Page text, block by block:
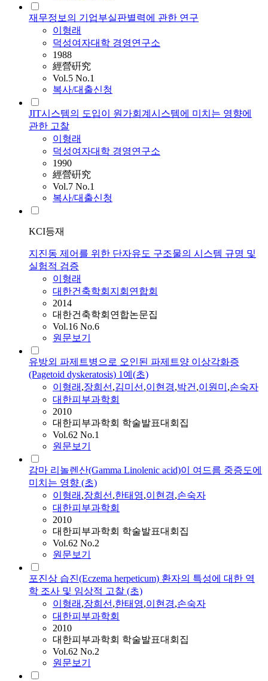
재무정보의 기업부실판별력에 관한 연구
이형래
덕성여자대학 경영연구소
1988
經營硏究
Vol.5 No.1
복사/대출신청
JIT시스템의 도입이 원가회계시스템에 미치는 영향에
관한 고찰
이형래
덕성여자대학 경영연구소
1990
經營硏究
Vol.7 No.1
복사/대출신청
KCI등재
지진동 제어를 위한 단자유도 구조물의 시스템 규명 및
실험적 검증
이형래
대한건축학회지회연합회
2014
대한건축학회연합논문집
Vol.16 No.6
원문보기
유방외 파제트병으로 오인된 파제트양 이상각화증
(Pagetoid dyskeratosis) 1예(초)
이형래 ,장희선,김미선,이현경,박건,이원미 ,손숙자
대한피부과학회
2010
대한피부과학회 학술발표대회집
Vol.62 No.1
원문보기
감마 리놀렌산(Gamma Linolenic acid)이 여드름 중증도에
미치는 영향 (초)
이형래 ,장희선,한태영,이현경,손숙자
대한피부과학회
2010
대한피부과학회 학술발표대회집
Vol.62 No.2
원문보기
포진상 습진(Eczema herpeticum) 환자의 특성에 대한 역
학 조사 및 임상적 고찰 (초)
이형래 ,장희선,한태영,이현경,손숙자
대한피부과학회
2010
대한피부과학회 학술발표대회집
Vol.62 No.2
원문보기